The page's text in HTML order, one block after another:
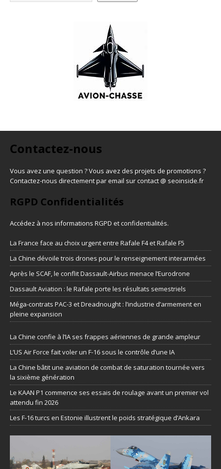
Contactez-nous
Vous avez une question ? Vous avez des projets de promotions ?
Contactez-nous directement par email sur contact @ seoinside.fr
RGPD Confidentialités
Accédez à nos informations RGPD et confidentialités.
La France face au choix urgent entre Rafale F4 et Rafale F5
La Chine dévoile trois drones pour le renseignement interarmées
Après le SCAF, le conflit Dassault-Airbus menace l’Eurodrone
Dassault Aviation : le Rafale porte les résultats semestriels
Méga-contrats PAC-3 et Dreadnought : l’industrie d’armement en
pleine expansion
La Chine confie à l’IA ses frappes aériennes de grande ampleur
L’US Air Force fait voler un F-16 sous le contrôle d’une IA
La Chine bâtit une aviation de combat de saturation tournée vers
la sixième génération
Le KAAN P1 commence ses essais de roulage avant un premier vol
attendu fin 2026
Les F-16 turcs en Estonie illustrent le poids stratégique d’Ankara